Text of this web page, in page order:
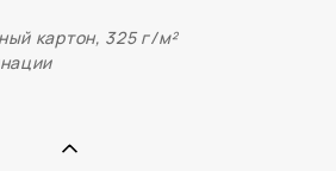
картон, 325 г/м²